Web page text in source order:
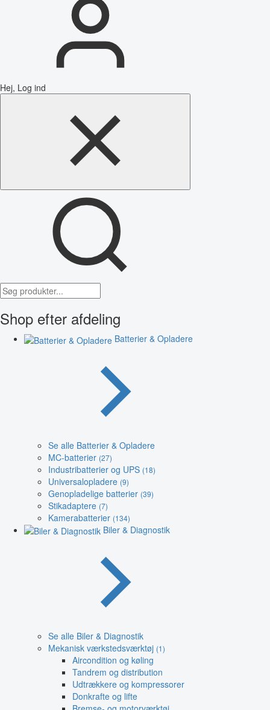
Hej, Log ind
Shop efter afdeling
Batterier & Opladere
Se alle Batterier & Opladere
MC-batterier (27)
Industribatterier og UPS (18)
Universalopladere (9)
Genopladelige batterier (39)
Stikadaptere (7)
Kamerabatterier (134)
Biler & Diagnostik
Se alle Biler & Diagnostik
Mekanisk værkstedsværktøj (1)
Aircondition og køling
Tandrem og distribution
Udtrækkere og kompressorer
Donkrafte og lifte